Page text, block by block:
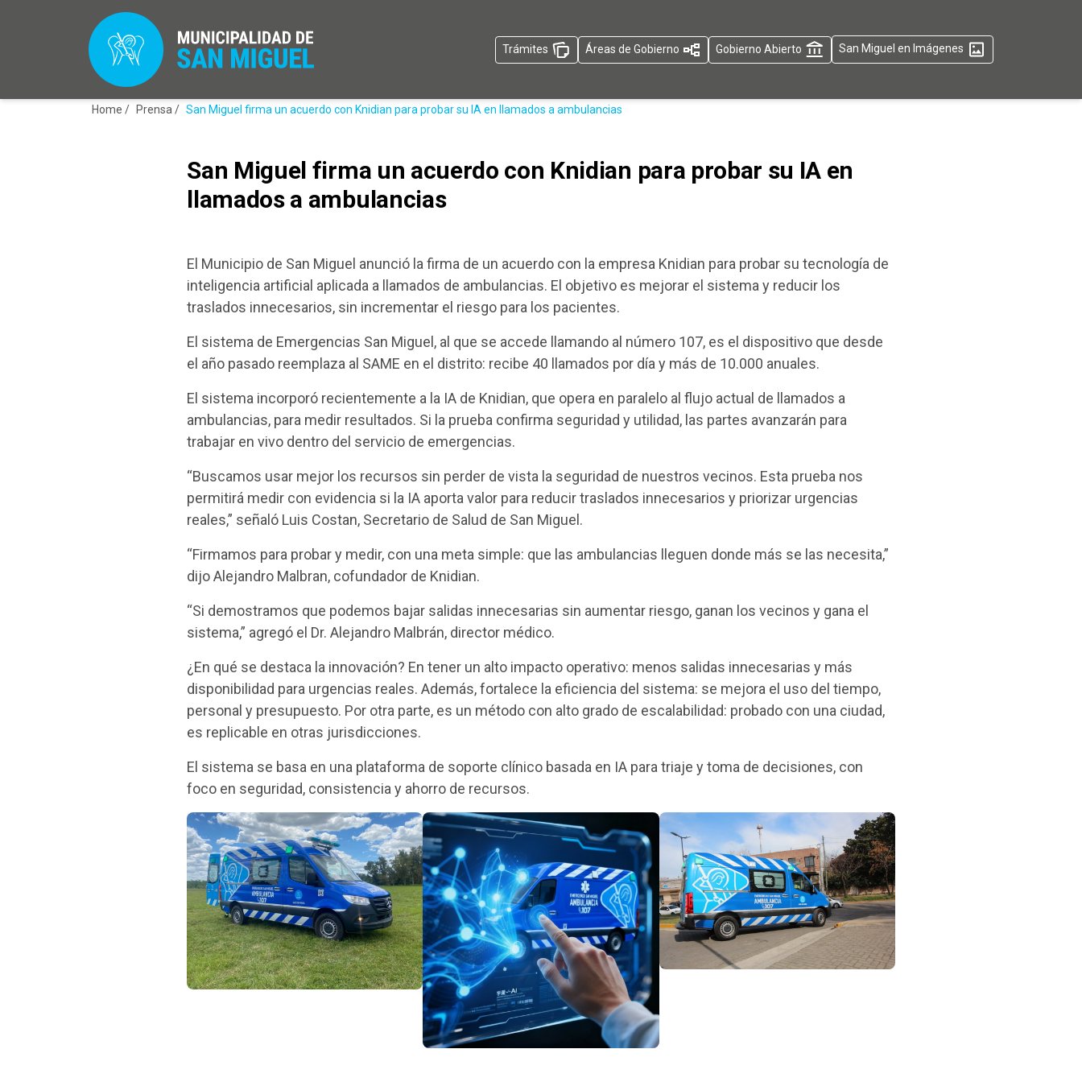
Trámites Áreas de Gobierno Gobierno Abierto San Miguel en Imágenes
Home / Prensa / San Miguel firma un acuerdo con Knidian para probar su IA en llamados a ambulancias
San Miguel firma un acuerdo con Knidian para probar su IA en
llamados a ambulancias
El Municipio de San Miguel anunció la firma de un acuerdo con la empresa Knidian para probar su tecnología de
inteligencia artificial aplicada a llamados de ambulancias. El objetivo es mejorar el sistema y reducir los
traslados innecesarios, sin incrementar el riesgo para los pacientes.
El sistema de Emergencias San Miguel, al que se accede llamando al número 107, es el dispositivo que desde
el año pasado reemplaza al SAME en el distrito: recibe 40 llamados por día y más de 10.000 anuales.
El sistema incorporó recientemente a la IA de Knidian, que opera en paralelo al flujo actual de llamados a
ambulancias, para medir resultados. Si la prueba confirma seguridad y utilidad, las partes avanzarán para
trabajar en vivo dentro del servicio de emergencias.
“Buscamos usar mejor los recursos sin perder de vista la seguridad de nuestros vecinos. Esta prueba nos
permitirá medir con evidencia si la IA aporta valor para reducir traslados innecesarios y priorizar urgencias
reales,” señaló Luis Costan, Secretario de Salud de San Miguel.
“Firmamos para probar y medir, con una meta simple: que las ambulancias lleguen donde más se las necesita,”
dijo Alejandro Malbran, cofundador de Knidian.
“Si demostramos que podemos bajar salidas innecesarias sin aumentar riesgo, ganan los vecinos y gana el
sistema,” agregó el Dr. Alejandro Malbrán, director médico.
¿En qué se destaca la innovación? En tener un alto impacto operativo: menos salidas innecesarias y más
disponibilidad para urgencias reales. Además, fortalece la eficiencia del sistema: se mejora el uso del tiempo,
personal y presupuesto. Por otra parte, es un método con alto grado de escalabilidad: probado con una ciudad,
es replicable en otras jurisdicciones.
El sistema se basa en una plataforma de soporte clínico basada en IA para triaje y toma de decisiones, con
foco en seguridad, consistencia y ahorro de recursos.